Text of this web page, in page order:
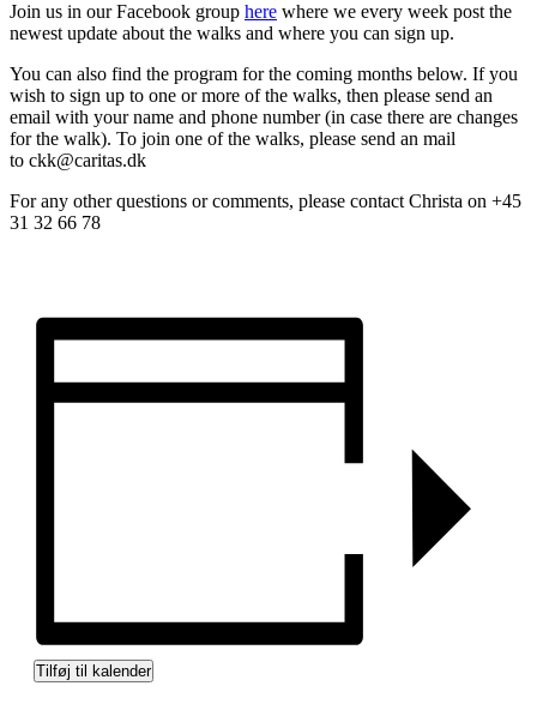
Join us in our Facebook group here where we every week post the
newest update about the walks and where you can sign up.
You can also find the program for the coming months below. If you
wish to sign up to one or more of the walks, then please send an
email with your name and phone number (in case there are changes
for the walk). To join one of the walks, please send an mail
to ckk@caritas.dk
For any other questions or comments, please contact Christa on +45
31 32 66 78
Tilføj til kalender